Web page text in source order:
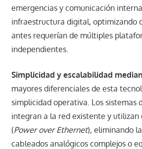
emergencias y comunicación
infraestructura digital, optimizando
antes requerían de múltiples
independientes.
Simplicidad y escalabilidad
mayores diferenciales de esta
simplicidad operativa. Los sistemas
integran a la red existente y utilizan
(Power over Ethernet), eliminando
cableados analógicos complejos o